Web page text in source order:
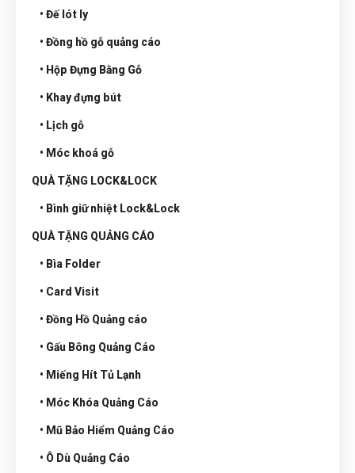
• Đế lót ly
• Đồng hồ gỗ quảng cáo
• Hộp Đựng Bằng Gỗ
• Khay đựng bút
• Lịch gỗ
• Móc khoá gỗ
QUÀ TẶNG LOCK&LOCK
• Bình giữ nhiệt Lock&Lock
QUÀ TẶNG QUẢNG CÁO
• Bìa Folder
• Card Visit
• Đồng Hồ Quảng cáo
• Gấu Bông Quảng Cáo
• Miếng Hít Tủ Lạnh
• Móc Khóa Quảng Cáo
• Mũ Bảo Hiểm Quảng Cáo
• Ô Dù Quảng Cáo